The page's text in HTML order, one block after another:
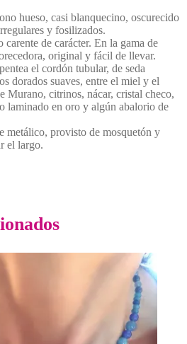
hueso, casi blanquecino, oscurecido
y fosilizados.
de carácter. En la gama de
original y fácil de llevar.
el cordón tubular, de seda
dorados suaves, entre el miel y el
Murano, citrinos, nácar, cristal checo,
laminado en oro y algún abalorio de
metálico, provisto de mosquetón y
el largo.